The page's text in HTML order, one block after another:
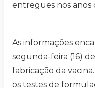
entregues nos anos
As informações
segunda-feira (16)
fabricação da
os testes de